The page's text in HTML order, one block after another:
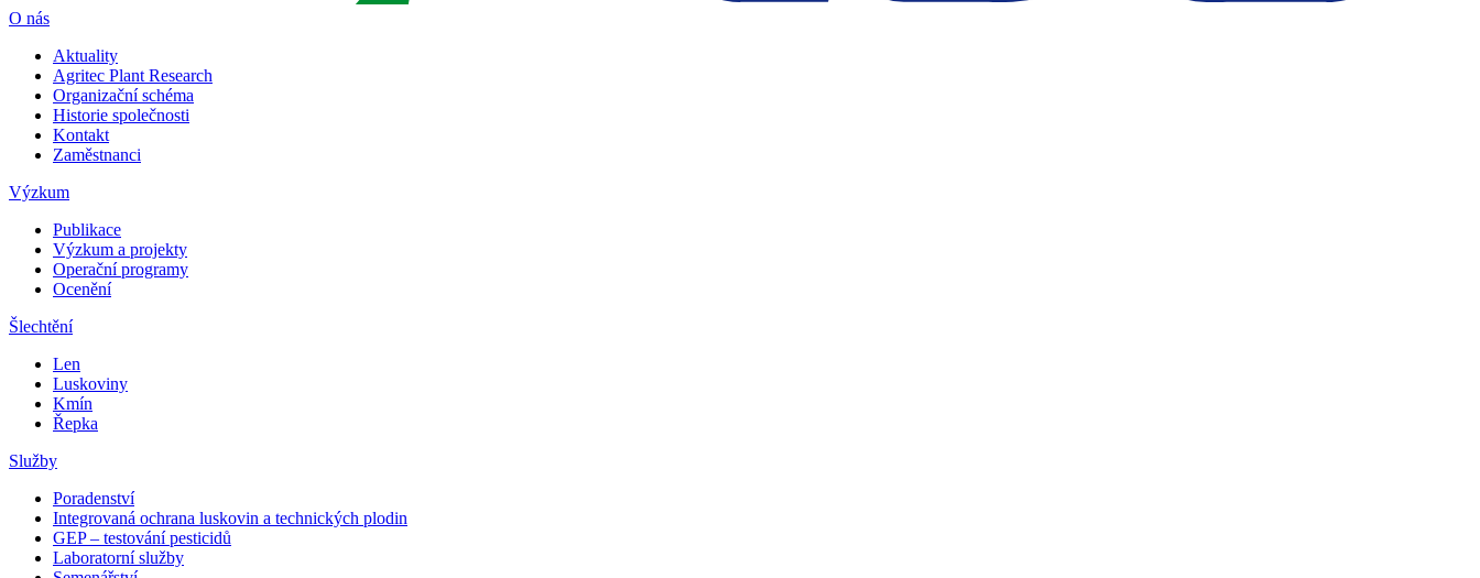
O nás
Aktuality
Agritec Plant Research
Organizační schéma
Historie společnosti
Kontakt
Zaměstnanci
Výzkum
Publikace
Výzkum a projekty
Operační programy
Ocenění
Šlechtění
Len
Luskoviny
Kmín
Řepka
Služby
Poradenství
Integrovaná ochrana luskovin a technických plodin
GEP – testování pesticidů
Laboratorní služby